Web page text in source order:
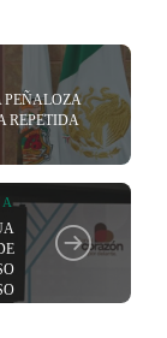
PEÑALOZA
REPETIDA